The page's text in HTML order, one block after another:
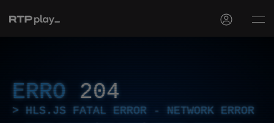
ERRO 204
HLS.JS FATAL ERROR - NETWORK ERROR